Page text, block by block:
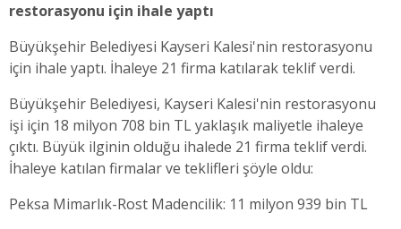
restorasyonu için ihale yaptı
Büyükşehir Belediyesi Kayseri Kalesi'nin restorasyonu
için ihale yaptı. İhaleye 21 firma katılarak teklif verdi.
Büyükşehir Belediyesi, Kayseri Kalesi'nin restorasyonu
işi için 18 milyon 708 bin TL yaklaşık maliyetle ihaleye
çıktı. Büyük ilginin olduğu ihalede 21 firma teklif verdi.
İhaleye katılan firmalar ve teklifleri şöyle oldu:
Peksa Mimarlık-Rost Madencilik: 11 milyon 939 bin TL